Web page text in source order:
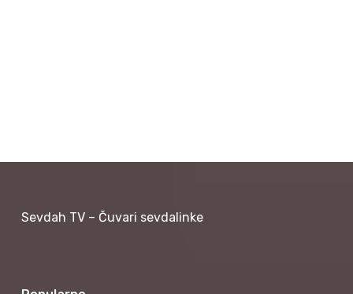
Sevdah TV – Čuvari sevdalinke